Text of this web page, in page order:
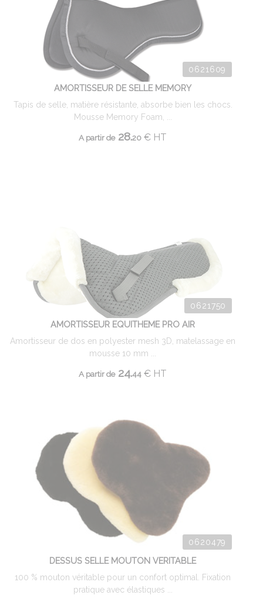
0621609
AMORTISSEUR DE SELLE MEMORY
Tapis de selle, matière résistante, absorbe bien les chocs.
Mousse Memory Foam, ...
A partir de28.20 € HT
0621750
AMORTISSEUR EQUITHEME PRO AIR
Amortisseur de dos en polyester mesh 3D, matelassage en
mousse 10 mm ...
A partir de24.44 € HT
0620479
DESSUS SELLE MOUTON VERITABLE
100 % mouton véritable pour un confort optimal. Fixation
pratique avec élastiques ...